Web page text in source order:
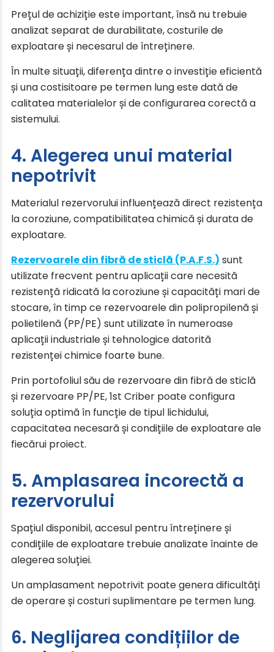
Prețul de achiziție este important, însă nu trebuie
analizat separat de durabilitate, costurile de
exploatare și necesarul de întreținere.
În multe situații, diferența dintre o investiție eficientă
și una costisitoare pe termen lung este dată de
calitatea materialelor și de configurarea corectă a
sistemului.
4. Alegerea unui material
nepotrivit
Materialul rezervorului influențează direct rezistența
la coroziune, compatibilitatea chimică și durata de
exploatare.
Rezervoarele din fibră de sticlă (P.A.F.S.) sunt
utilizate frecvent pentru aplicații care necesită
rezistență ridicată la coroziune și capacități mari de
stocare, în timp ce rezervoarele din polipropilenă și
polietilenă (PP/PE) sunt utilizate în numeroase
aplicații industriale și tehnologice datorită
rezistenței chimice foarte bune.
Prin portofoliul său de rezervoare din fibră de sticlă
și rezervoare PP/PE, 1st Criber poate configura
soluția optimă în funcție de tipul lichidului,
capacitatea necesară și condițiile de exploatare ale
fiecărui proiect.
5. Amplasarea incorectă a
rezervorului
Spațiul disponibil, accesul pentru întreținere și
condițiile de exploatare trebuie analizate înainte de
alegerea soluției.
Un amplasament nepotrivit poate genera dificultăți
de operare și costuri suplimentare pe termen lung.
6. Neglijarea condițiilor de